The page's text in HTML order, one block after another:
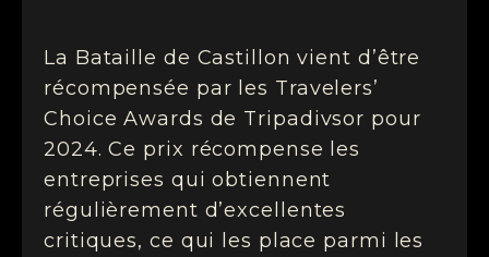
La Bataille de Castillon vient d’être
récompensée par les Travelers’
Choice Awards de Tripadivsor pour
2024. Ce prix récompense les
entreprises qui obtiennent
régulièrement d’excellentes
critiques, ce qui les place parmi les